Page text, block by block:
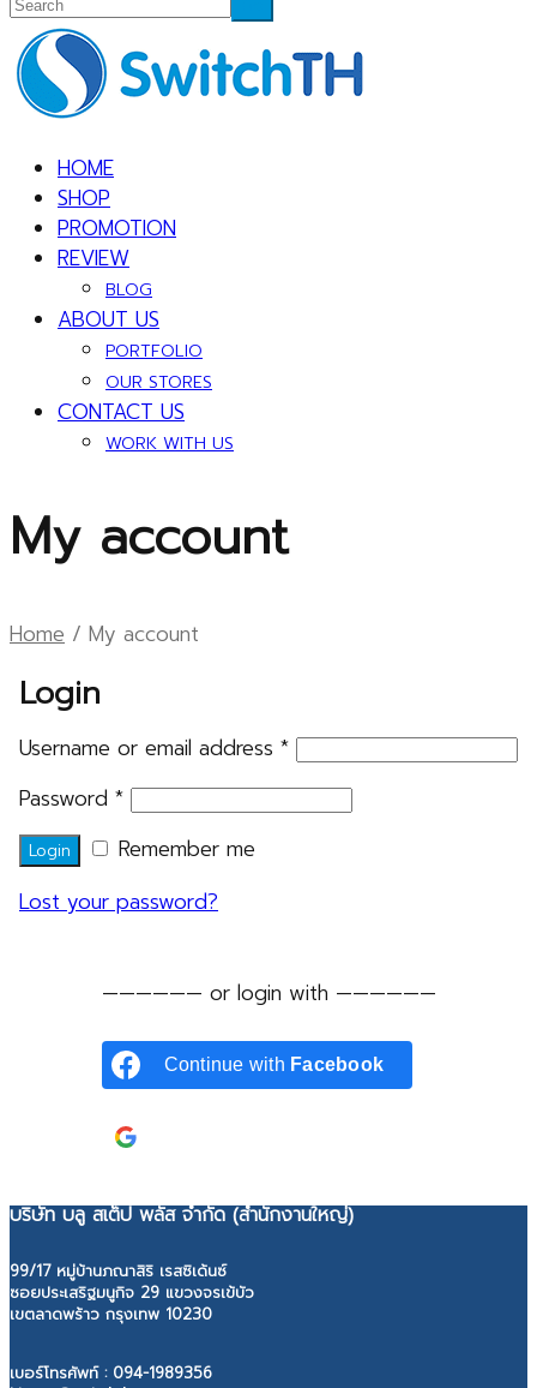
HOME
SHOP
PROMOTION
REVIEW
BLOG
ABOUT US
PORTFOLIO
OUR STORES
CONTACT US
WORK WITH US
My account
Home / My account
Login
Username or email address *
Password *
Login
Remember me
Lost your password?
—————— or login with ——————
Continue with Facebook
บริษัท บลู สเต็ป พลัส จำกัด (สำนักงานใหญ่)
99/17 หมู่บ้านภณาสิริ เรสซิเด้นซ์
ซอยประเสริฐมนูกิจ 29 แขวงจรเข้บัว
เขตลาดพร้าว กรุงเทพ 10230
เบอร์โทรศัพท์ :094-1989356